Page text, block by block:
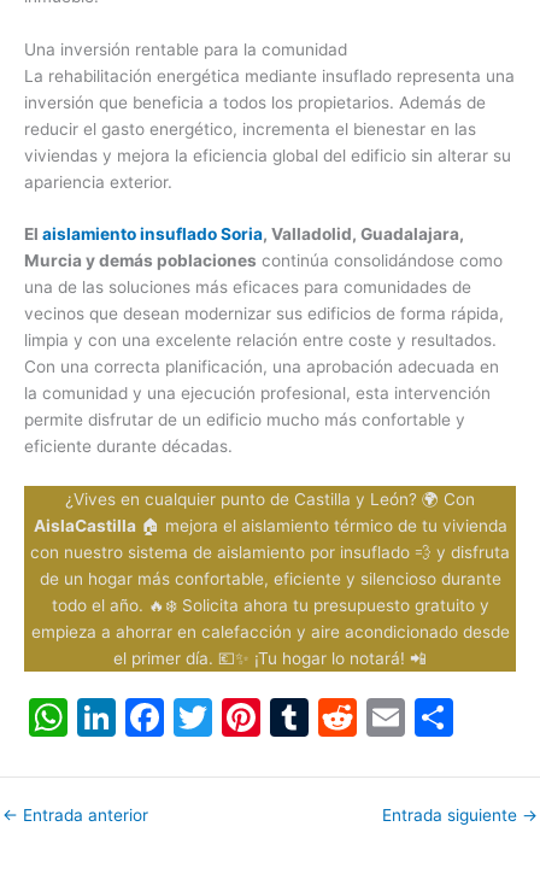
Una inversión rentable para la comunidad
La rehabilitación energética mediante insuflado representa una
inversión que beneficia a todos los propietarios. Además de
reducir el gasto energético, incrementa el bienestar en las
viviendas y mejora la eficiencia global del edificio sin alterar su
apariencia exterior.
El aislamiento insuflado Soria, Valladolid, Guadalajara,
Murcia y demás poblaciones continúa consolidándose como
una de las soluciones más eficaces para comunidades de
vecinos que desean modernizar sus edificios de forma rápida,
limpia y con una excelente relación entre coste y resultados.
Con una correcta planificación, una aprobación adecuada en
la comunidad y una ejecución profesional, esta intervención
permite disfrutar de un edificio mucho más confortable y
eficiente durante décadas.
¿Vives en cualquier punto de Castilla y León? 🌍 Con
AislaCastilla🏠 mejora el aislamiento térmico de tu vivienda
con nuestro sistema de aislamiento por insuflado 💨 y disfruta
de un hogar más confortable, eficiente y silencioso durante
todo el año. 🔥❄️ Solicita ahora tu presupuesto gratuito y
empieza a ahorrar en calefacción y aire acondicionado desde
el primer día. 💶✨ ¡Tu hogar lo notará! 📲
W
s
Li
e
F
T
Pi T
R
di
E
l
p
← Entrada anterior Entrada siguiente →